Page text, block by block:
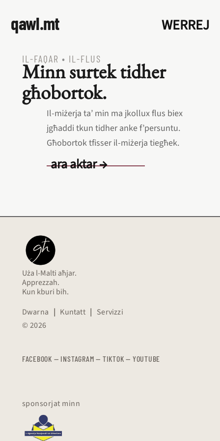
qawl.mt WERREJ
IL‑FAQAR • IL‑FLUS
Minn surtek tidher
għobortok.
Il‑miżerja ta’ min ma jkollux flus biex
jgħaddi tkun tidher anke f’persuntu.
Għobortok tfisser il‑miżerja tiegħek.
ara aktar →
Uża l-Malti aħjar.
Apprezzah.
Kun kburi bih.
Dwarna | Kuntatt | Servizzi
© 2026
FACEBOOK — INSTAGRAM — TIKTOK — YOUTUBE
sponsorjat minn